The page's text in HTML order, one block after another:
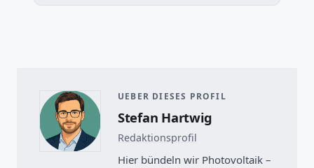
UEBER DIESES PROFIL
Stefan Hartwig
Redaktionsprofil
Hier bündeln wir Photovoltaik –